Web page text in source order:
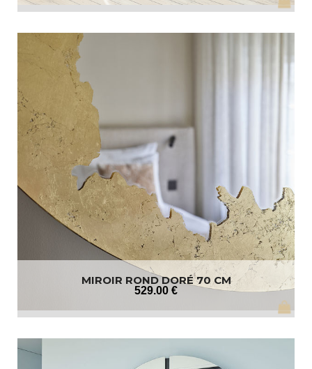
MIROIR ROND DORÉ 70 CM
529.00 €